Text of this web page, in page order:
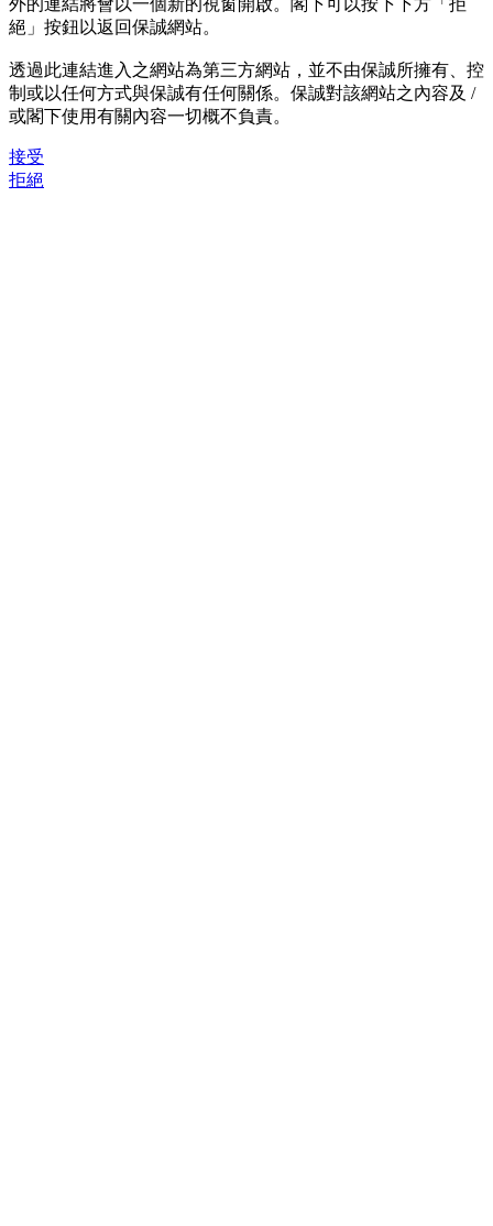
絕」按鈕以返回保誠網站。
透過此連結進入之網站為第三方網站，並不由保誠所擁有、控
制或以任何方式與保誠有任何關係。保誠對該網站之內容及 /
或閣下使用有關內容一切概不負責。
接受
拒絕